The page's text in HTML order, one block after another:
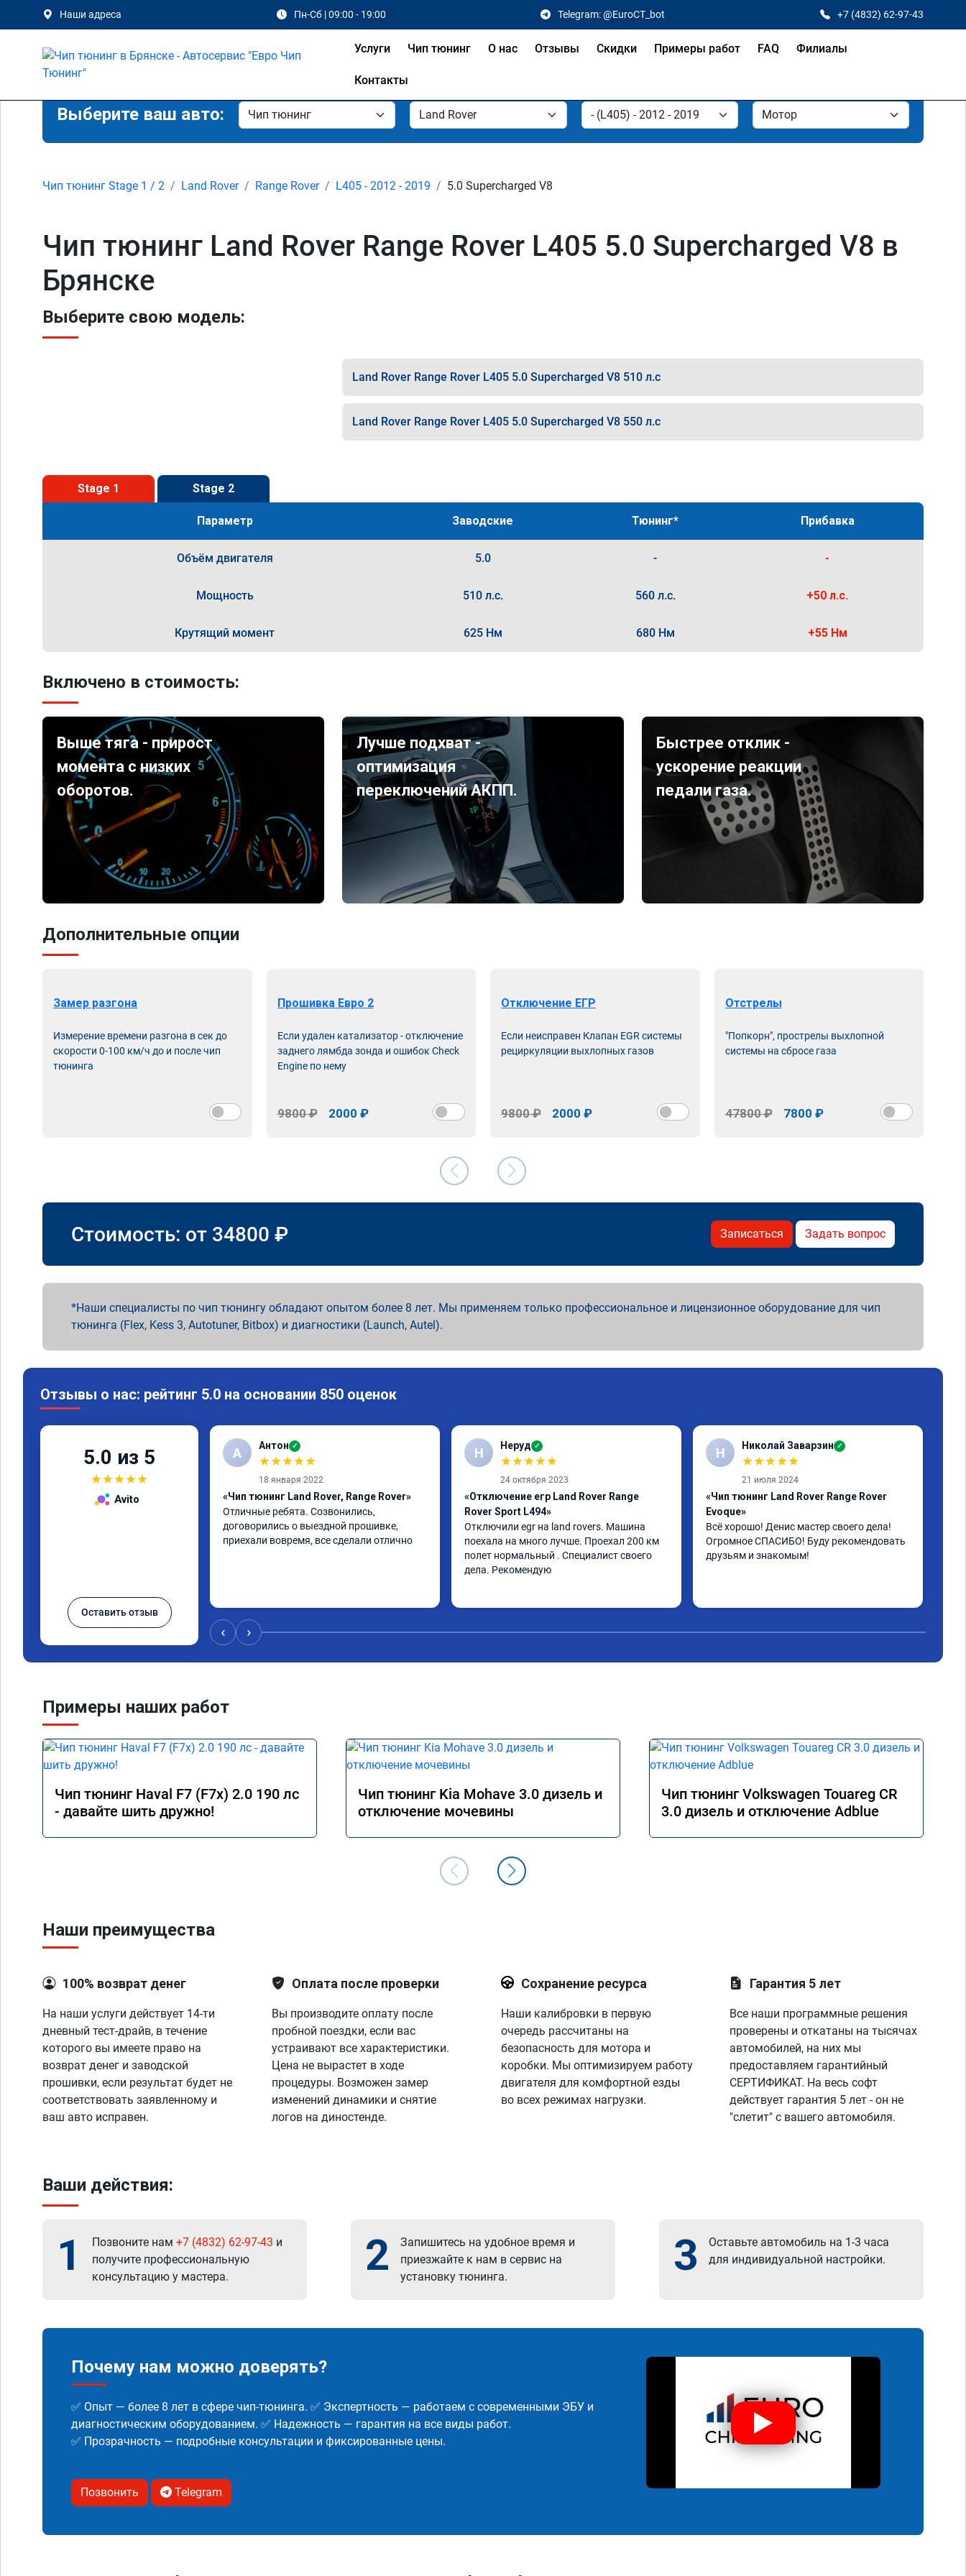
Наши адреса Пн-Сб | 09:00 - 19:00 Telegram: @EuroCT_bot +7 (4832) 62-97-43
Услуги Чип тюнинг О нас Отзывы Скидки Примеры работ FAQ Филиалы
Контакты
Выберите ваш авто:
Чип тюнинг Stage 1 / 2 Land Rover Range Rover L405 - 2012 - 2019 5.0 Supercharged V8
Чип тюнинг Land Rover Range Rover L405 5.0 Supercharged V8 в
Брянске
Выберите свою модель:
Land Rover Range Rover L405 5.0 Supercharged V8 510 л.с
Land Rover Range Rover L405 5.0 Supercharged V8 550 л.с
Stage 1 Stage 2
Параметр Заводские Тюнинг* Прибавка
Объём двигателя 5.0 - -
Мощность 510 л.с. 560 л.с. +50 л.с.
Крутящий момент 625 Нм 680 Нм +55 Нм
Включено в стоимость:
Выше тяга - прирост
момента с низких
оборотов.
Лучше подхват -
оптимизация
переключений АКПП.
Быстрее отклик -
ускорение реакции
педали газа.
Дополнительные опции
Замер разгона
Измерение времени разгона в сек до
скорости 0-100 км/ч до и после чип
тюнинга
Прошивка Евро 2
Если удален катализатор - отключение
заднего лямбда зонда и ошибок Check
Engine по нему
9800 ₽ 2000 ₽
Отключение ЕГР
Если неисправен Клапан EGR системы
рециркуляции выхлопных газов
9800 ₽ 2000 ₽
Отстрелы
"Попкорн", прострелы выхлопной
системы на сбросе газа
47800 ₽ 7800 ₽
Стоимость: от 34800 ₽ Записаться Задать вопрос
Наши специалисты по чип тюнингу обладают опытом более 8 лет. Мы применяем только профессиональное и лицензионное оборудование для чип
тюнинга (Flex, Kess 3, Autotuner, Bitbox) и диагностики (Launch, Autel).
Отзывы о нас: рейтинг 5.0 на основании 850 оценок
5.0 из 5
★★★★★
Avito
Оставить отзыв
А Антон ✓
★★★★★
18 января 2022
«Чип тюнинг Land Rover, Range Rover»
Отличные ребята. Созвонились,
договорились о выездной прошивке,
приехали вовремя, все сделали отлично
Н Неруд ✓
★★★★★
24 октября 2023
«Отключение егр Land Rover Range
Rover Sport L494»
Отключили egr на land rovers. Машина
поехала на много лучше. Проехал 200 км
полет нормальный . Специалист своего
дела. Рекомендую
Н Николай Заварзин ✓
★★★★★
21 июля 2024
«Чип тюнинг Land Rover Range Rover
Evoque»
Всё хорошо! Денис мастер своего дела!
Огромное СПАСИБО! Буду рекомендовать
друзьям и знакомым!
‹ ›
Примеры наших работ
Чип тюнинг Haval F7 (F7x) 2.0 190 лс
- давайте шить дружно!
Чип тюнинг Kia Mohave 3.0 дизель и
отключение мочевины
Чип тюнинг Volkswagen Touareg CR
3.0 дизель и отключение Adblue
Наши преимущества
100% возврат денег
На наши услуги действует 14-ти
дневный тест-драйв, в течение
которого вы имеете право на
возврат денег и заводской
прошивки, если результат будет не
соответствовать заявленному и
ваш авто исправен.
Оплата после проверки
Вы производите оплату после
пробной поездки, если вас
устраивают все характеристики.
Цена не вырастет в ходе
процедуры. Возможен замер
изменений динамики и снятие
логов на диностенде.
Сохранение ресурса
Наши калибровки в первую
очередь рассчитаны на
безопасность для мотора и
коробки. Мы оптимизируем работу
двигателя для комфортной езды
во всех режимах нагрузки.
Гарантия 5 лет
Все наши программные решения
проверены и откатаны на тысячах
автомобилей, на них мы
предоставляем гарантийный
СЕРТИФИКАТ. На весь софт
действует гарантия 5 лет - он не
"слетит" с вашего автомобиля.
Ваши действия:
1 Позвоните нам +7 (4832) 62-97-43 и
получите профессиональную
консультацию у мастера.
2
Запишитесь на удобное время и
приезжайте к нам в сервис на
установку тюнинга.
3
Оставьте автомобиль на 1-3 часа
для индивидуальной настройки.
Почему нам можно доверять?
✅ Опыт — более 8 лет в сфере чип-тюнинга. ✅ Экспертность — работаем с современными ЭБУ и
диагностическим оборудованием. ✅ Надежность — гарантия на все виды работ.
✅ Прозрачность — подробные консультации и фиксированные цены.
Позвонить Telegram